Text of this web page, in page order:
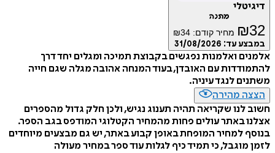
דיגיטלי
מתנה
₪32 מחיר קודם: ₪34
במבצע עד: 31/08/2026
אלמנים ואלמנות נפגשים בקבוצת תמיכה ומגלים יחד דרך
להתמודדות עם האובדן, בעוד המנחה אהובה מגלה שגם חייה
משתנים לנגד עיניה.
הצצה מהירה
חשוב לנו שקריאה תהיה תענוג נגיש, ולכן חלק גדול מהספרים
אצלנו באתר עולים פחות מהמחיר הקטלוגי המודפס בגב הספר.
בנוסף למחיר המופחת באופן קבוע באתר, יש גם מבצעים מיוחדים
לזמן מוגבל, כי תמיד כיף לגלות עוד ספר במחיר מעולה